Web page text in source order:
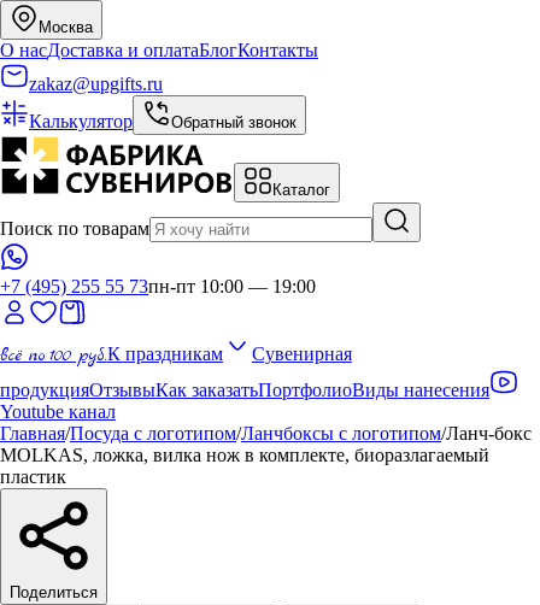
Москва
О насДоставка и оплатаБлогКонтакты
zakaz@upgifts.ru
Калькулятор
Обратный звонок
Каталог
Поиск по товарам
+7 (495) 255 55 73пн-пт 10:00 — 19:00
всё по 100 руб.К праздникам
Сувенирная
продукцияОтзывыКак заказатьПортфолиоВиды нанесения
Youtube канал
Главная/Посуда с логотипом/Ланчбоксы с логотипом/Ланч-бокс
MOLKAS, ложка, вилка нож в комплекте, биоразлагаемый
пластик
Поделиться